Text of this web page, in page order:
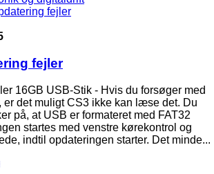
fejler
fejler
16GB USB-Stik - Hvis du forsøger med
er det muligt CS3 ikke kan læse det. Du
på, at USB er formateret med FAT32
startes med venstre kørekontrol og
indtil opdateringen starter. Det minde...